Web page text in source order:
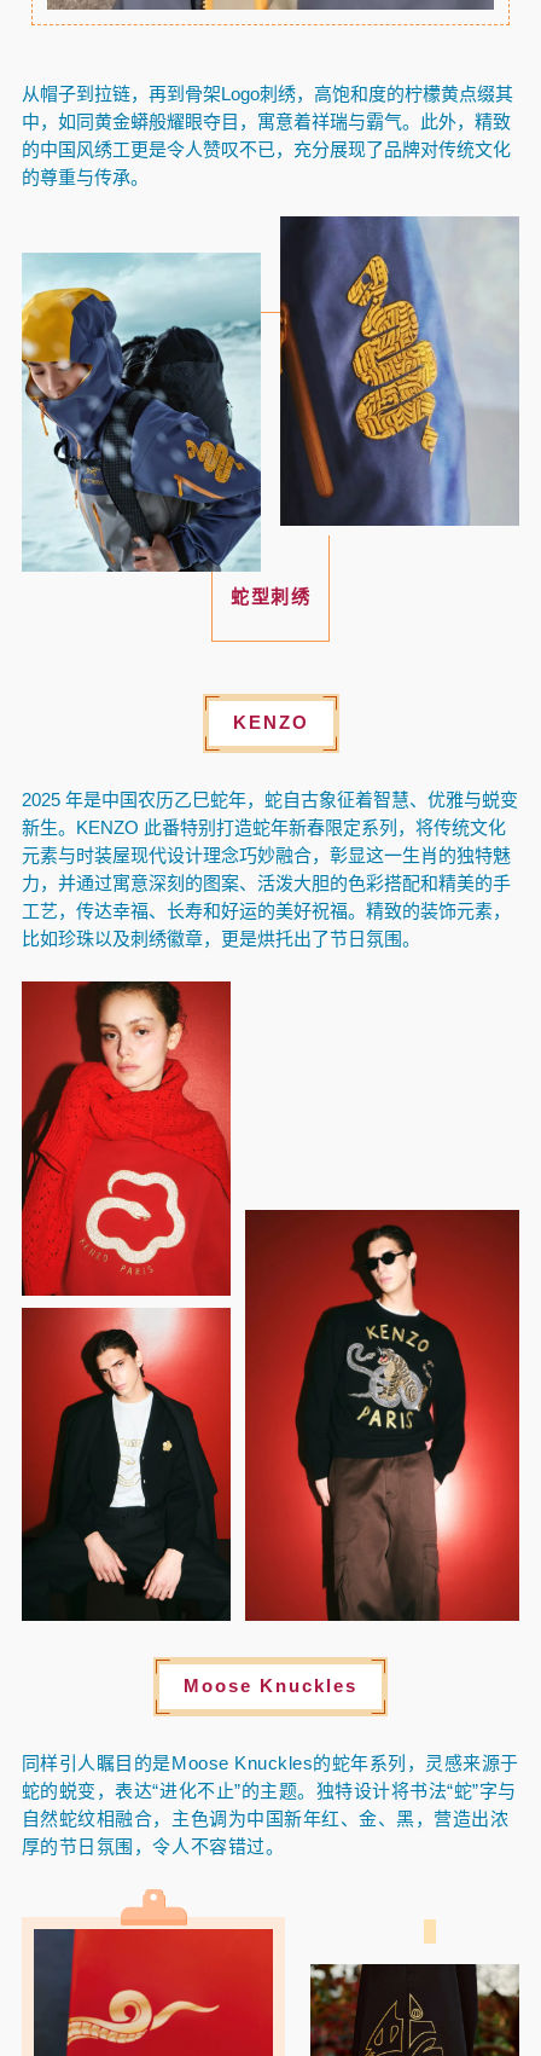
从帽子到拉链，再到骨架Logo刺绣，高饱和度的柠檬黄点缀其
中，如同黄金蟒般耀眼夺目，寓意着祥瑞与霸气。此外，精致
的中国风绣工更是令人赞叹不已，充分展现了品牌对传统文化
的尊重与传承。
蛇型刺绣
KENZO
2025 年是中国农历乙巳蛇年，蛇自古象征着智慧、优雅与蜕变
新生。KENZO 此番特别打造蛇年新春限定系列，将传统文化
元素与时装屋现代设计理念巧妙融合，彰显这一生肖的独特魅
力，并通过寓意深刻的图案、活泼大胆的色彩搭配和精美的手
工艺，传达幸福、长寿和好运的美好祝福。精致的装饰元素，
比如珍珠以及刺绣徽章，更是烘托出了节日氛围。
Moose Knuckles
同样引人瞩目的是Moose Knuckles的蛇年系列，灵感来源于
蛇的蜕变，表达“进化不止”的主题。独特设计将书法“蛇”字与
自然蛇纹相融合，主色调为中国新年红、金、黑，营造出浓
厚的节日氛围，令人不容错过。